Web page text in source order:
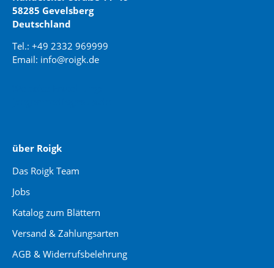
58285 Gevelsberg
Deutschland
Tel.: +49 2332 969999
Email: info@roigk.de
über Roigk
Das Roigk Team
Jobs
Katalog zum Blättern
Versand & Zahlungsarten
AGB & Widerrufsbelehrung